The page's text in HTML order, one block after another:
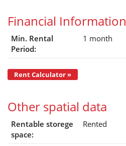
Financial Information
Min. Rental
Period:
1 month
Rent Calculator »
Other spatial data
Rentable storege
space:
Rented